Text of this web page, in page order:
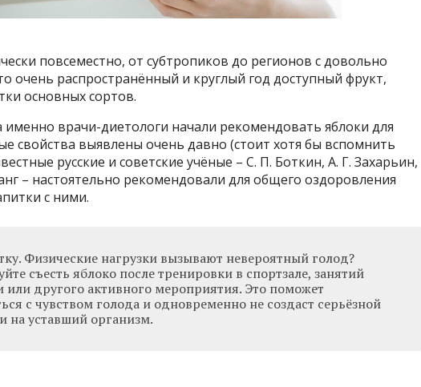
повсеместно, от субтропиков до регионов с довольно
очень распространённый и круглый год доступный фрукт,
основных сортов.
именно врачи-диетологи начали рекомендовать яблоки для
свойства выявлены очень давно (стоит хотя бы вспомнить
русские и советские учёные – С. П. Боткин, А. Г. Захарьин,
– настоятельно рекомендовали для общего оздоровления
с ними.
Физические нагрузки вызывают невероятный голод?
съесть яблоко после тренировки в спортзале, занятий
или другого активного мероприятия. Это поможет
с чувством голода и одновременно не создаст серьёзной
на уставший организм.